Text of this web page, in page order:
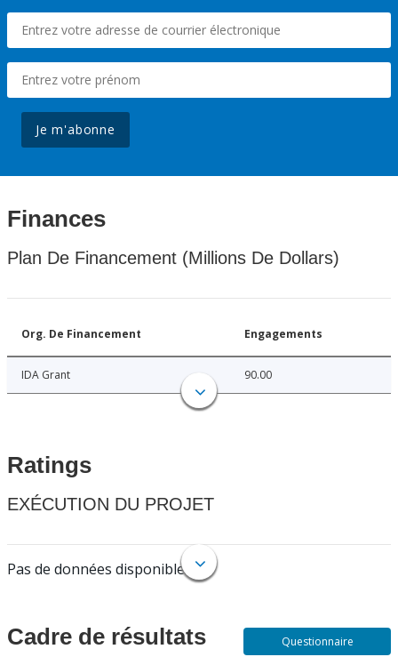
Je m'abonne
Finances
Plan De Financement (Millions De Dollars)
Org. De Financement Engagements
IDA Grant 90.00
Ratings
EXÉCUTION DU PROJET
Pas de données disponibles.
Cadre de résultats Questionnaire